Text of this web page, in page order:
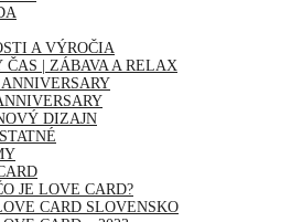
A VÝROČIA
ČAS | ZÁBAVA A RELAX
DIZAJN
JE LOVE CARD?
CARD SLOVENSKO